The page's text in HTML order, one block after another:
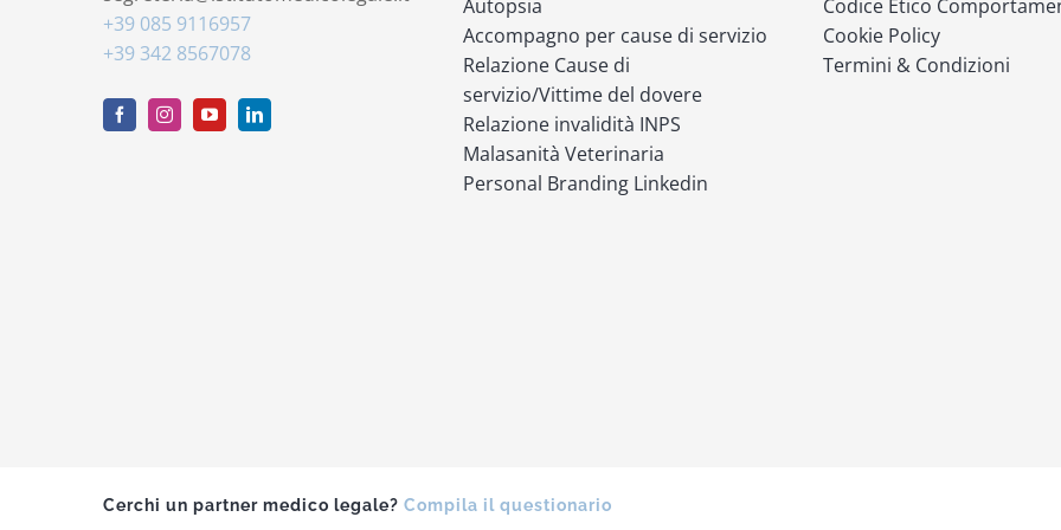
+39 085 9116957
+39 342 8567078
Autopsia
Accompagno per cause di servizio
Relazione Cause di
servizio/Vittime del dovere
Relazione invalidità INPS
Malasanità Veterinaria
Personal Branding Linkedin
Codice Etico
Cookie Policy
Termini & Condizioni
Cerchi un partner medico legale? Compila il questionario